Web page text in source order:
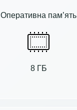
Оперативна пам’ять
8 ГБ